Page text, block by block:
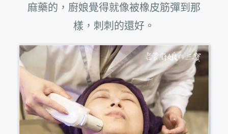
麻藥的，廚娘覺得就像被橡皮筋彈到那
樣，刺刺的還好。